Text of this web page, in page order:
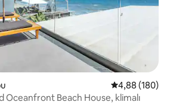
5 üzerinden
4,88 (180)
Oceanfront Beach House, klimalı